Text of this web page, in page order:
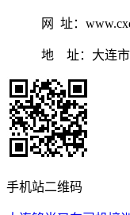
网 址：
地 址：大连市
手机站二维码